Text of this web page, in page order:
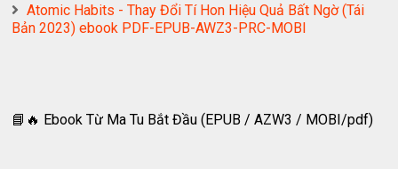
Atomic Habits - Thay Đổi Tí Hon Hiệu Quả Bất Ngờ (Tái
Bản 2023) ebook PDF-EPUB-AWZ3-PRC-MOBI
📘🔥 Ebook Từ Ma Tu Bắt Đầu (EPUB / AZW3 / MOBI/pdf)